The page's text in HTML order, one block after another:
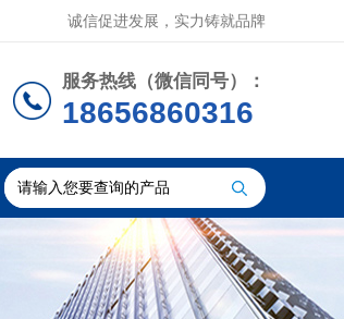
诚信促进发展，实力铸就品牌
服务热线（微信同号）：
18656860316